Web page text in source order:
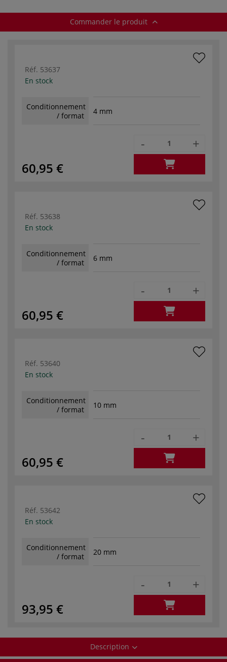
Commander le produit
Réf. 53637
En stock
Conditionnement
/ format
4 mm
60,95 €
- +
Réf. 53638
En stock
Conditionnement
/ format
6 mm
60,95 €
- +
Réf. 53640
En stock
Conditionnement
/ format
10 mm
60,95 €
- +
Réf. 53642
En stock
Conditionnement
/ format
20 mm
93,95 €
- +
Description